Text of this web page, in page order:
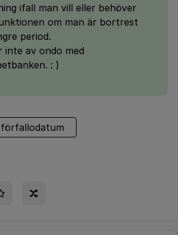
ifall man vill eller behöver
om man är bortrest
period.
inte av ondo med
: )
förfallodatum